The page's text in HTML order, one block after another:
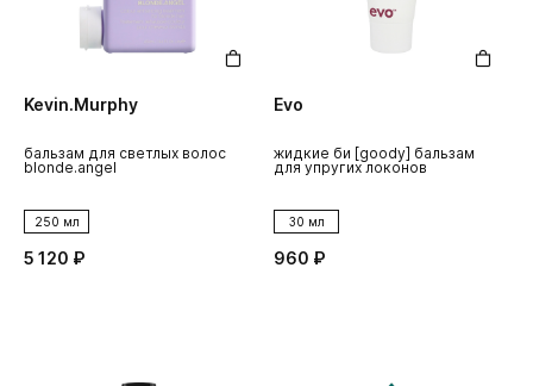
Kevin.Murphy
бальзам для светлых волос
blonde.angel
250 мл
5 120 ₽
Evo
жидкие би [goody] бальзам
для упругих локонов
30 мл
960 ₽